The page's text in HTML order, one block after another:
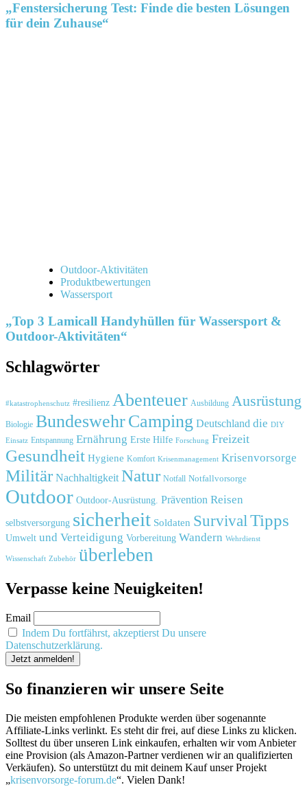
„Fenstersicherung Test: Finde die besten Lösungen
für dein Zuhause“
Outdoor-Aktivitäten
Produktbewertungen
Wassersport
„Top 3 Lamicall Handyhüllen für Wassersport &
Outdoor-Aktivitäten“
Schlagwörter
#katastrophenschutz #resilienz Abenteuer Ausbildung Ausrüstung
Biologie BundeswehrCamping Deutschland die DIY
Einsatz Entspannung Ernährung Erste Hilfe Forschung Freizeit
Gesundheit Hygiene Komfort Krisenmanagement Krisenvorsorge
Militär Nachhaltigkeit Natur Notfall Notfallvorsorge
Outdoor Outdoor-Ausrüstung. Prävention Reisen
selbstversorgung sicherheit Soldaten Survival Tipps
Umwelt und Verteidigung Vorbereitung Wandern Wehrdienst
Wissenschaft Zubehör überleben
Verpasse keine Neuigkeiten!
Email
Indem Du fortfährst, akzeptierst Du unsere
Datenschutzerklärung.
So finanzieren wir unsere Seite
Die meisten empfohlenen Produkte werden über sogenannte
Affiliate-Links verlinkt. Es steht dir frei, auf diese Links zu klicken.
Solltest du über unseren Link einkaufen, erhalten wir vom Anbieter
eine Provision (als Amazon-Partner verdienen wir an qualifizierten
Verkäufen). So unterstützt du mit deinem Kauf unser Projekt
„krisenvorsorge-forum.de“. Vielen Dank!